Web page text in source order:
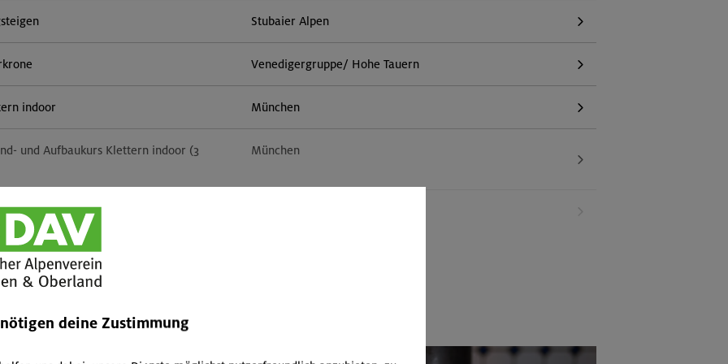
Stubaier Alpen
Venedigergruppe/ Hohe Tauern
indoor München
und Aufbaukurs Klettern indoor (3
München
deine Zustimmung